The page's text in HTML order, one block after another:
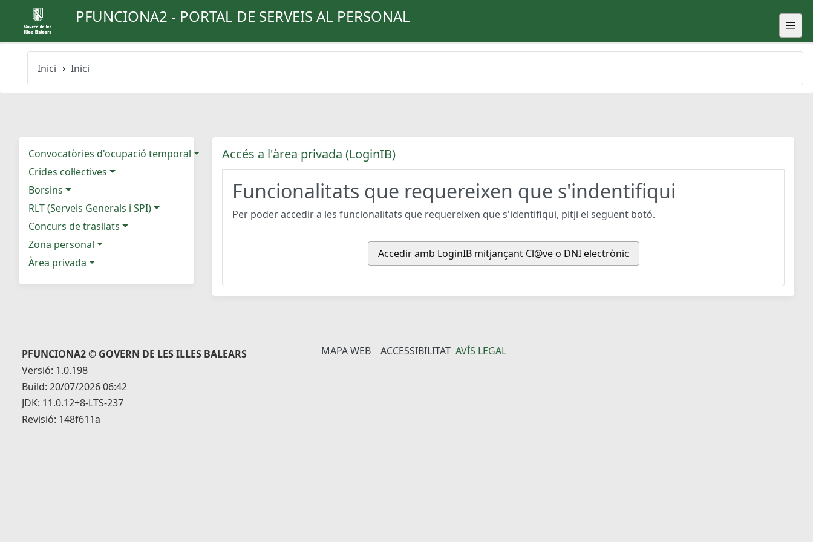
PFUNCIONA2 - PORTAL DE SERVEIS AL PERSONAL
Inici Inici
Convocatòries d'ocupació temporal
Crides col·lectives
Borsins
RLT (Serveis Generals i SPI)
Concurs de trasllats
Zona personal
Àrea privada
Accés a l'àrea privada (LoginIB)
Funcionalitats que requereixen que s'indentifiqui
Per poder accedir a les funcionalitats que requereixen que s'identifiqui, pitji el següent botó.
Accedir amb LoginIB mitjançant Cl@ve o DNI electrònic
PFUNCIONA2 © GOVERN DE LES ILLES BALEARS
Versió: 1.0.198
Build: 20/07/2026 06:42
JDK: 11.0.12+8-LTS-237
Revisió: 148f611a
MAPA WEB ACCESSIBILITAT AVÍS LEGAL